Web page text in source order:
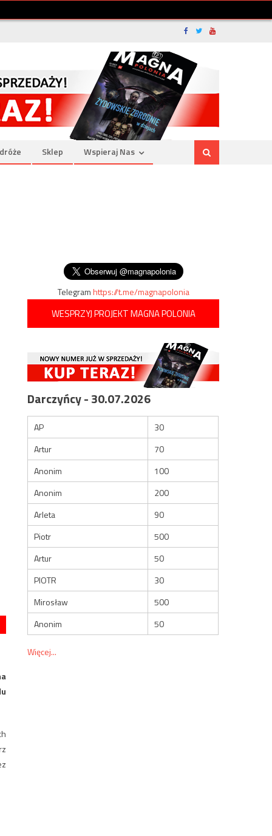
Sklep Wspieraj Nas
Telegramhttps://t.me/magnapolonia
WESPRZYJ PROJEKT MAGNA POLONIA
Darczyńcy - 30.07.2026
AP
30
Artur
70
Anonim
100
Anonim
200
Arleta
90
Piotr
500
Artur
50
PIOTR
30
Mirosław
500
Anonim
50
Więcej...